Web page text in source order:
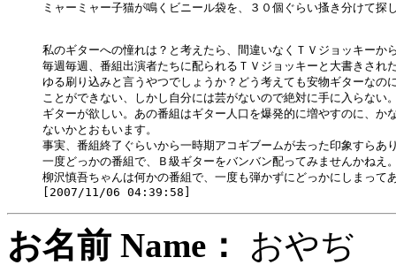
ミャーミャー子猫が鳴くビニール袋を、３０個ぐらい搔き分けて探
私のギターへの憧れは？と考えたら、間違いなくＴＶジョッキーか
毎週毎週、番組出演者たちに配られるＴＶジョッキーと大書きされ
ゆる刷り込みと言うやつでしょうか？どう考えても安物ギターなの
ことができない、しかし自分には芸がないので絶対に手に入らない
ギターが欲しい。あの番組はギター人口を爆発的に増やすのに、か
ないかとおもいます。
事実、番組終了ぐらいから一時期アコギブームが去った印象すらあ
一度どっかの番組で、Ｂ級ギターをバンバン配ってみませんかねえ
柳沢慎吾ちゃんは何かの番組で、一度も弾かずにどっかにしまって
お名前 Name： おや